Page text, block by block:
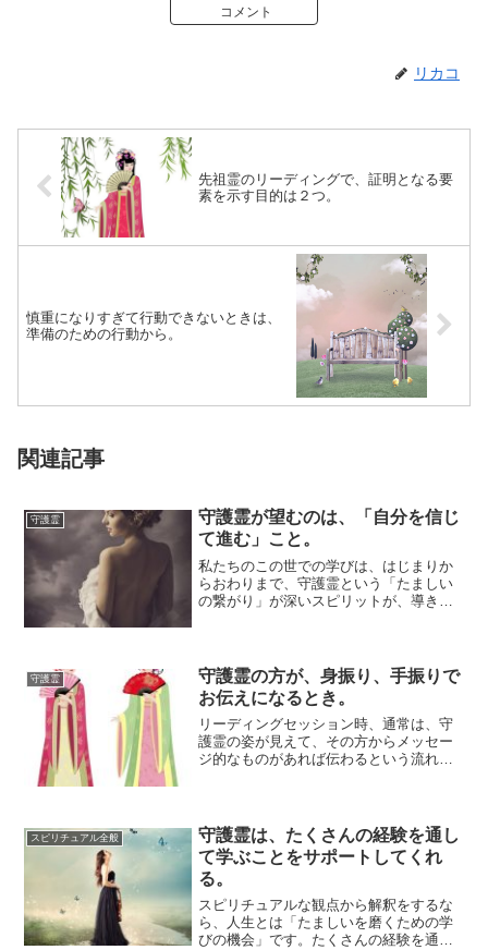
コメント
リカコ
先祖霊のリーディングで、証明となる要
素を示す目的は２つ。
慎重になりすぎて行動できないときは、
準備のための行動から。
関連記事
守護霊
守護霊が望むのは、「自分を信じ
て進む」こと。
私たちのこの世での学びは、はじまりか
らおわりまで、守護霊という「たましい
の繋がり」が深いスピリットが、導きを
守護霊
守護霊の方が、身振り、手振りで
お伝えになるとき。
リーディングセッション時、通常は、守
護霊の姿が見えて、その方からメッセー
ジ的なものがあれば伝わるという流れな
スピリチュアル全般
守護霊は、たくさんの経験を通し
て学ぶことをサポートしてくれ
る。
スピリチュアルな観点から解釈をするな
ら、人生とは「たましいを磨くための学
びの機会」です。たくさんの経験を通し